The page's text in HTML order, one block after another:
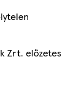
Zrt. előzetes